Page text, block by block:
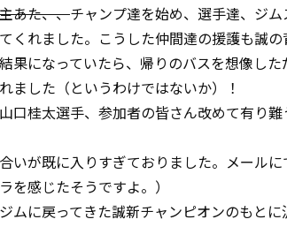
あた、、チャンプ達を始め、選手達、ジ
くれました。こうした仲間達の援護も誠
果になっていたら、帰りのバスを想像した
ました（というわけではないか）！
桂太選手、参加者の皆さん改めて有り難
いが既に入りすぎておりました。メール
を感じたそうですよ。）
ムに戻ってきた誠新チャンピオンのもと